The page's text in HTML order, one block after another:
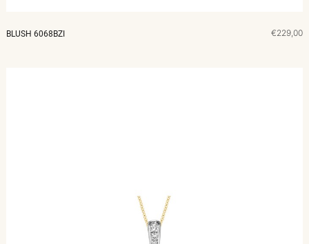
BLUSH 6068BZI €229,00